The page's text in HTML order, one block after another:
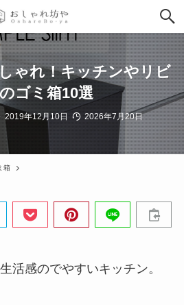
ゃれ！キッチンやリビ
ゴミ箱10選
2019年12月10日 2026年7月20日
箱
活感のでやすいキッチン。